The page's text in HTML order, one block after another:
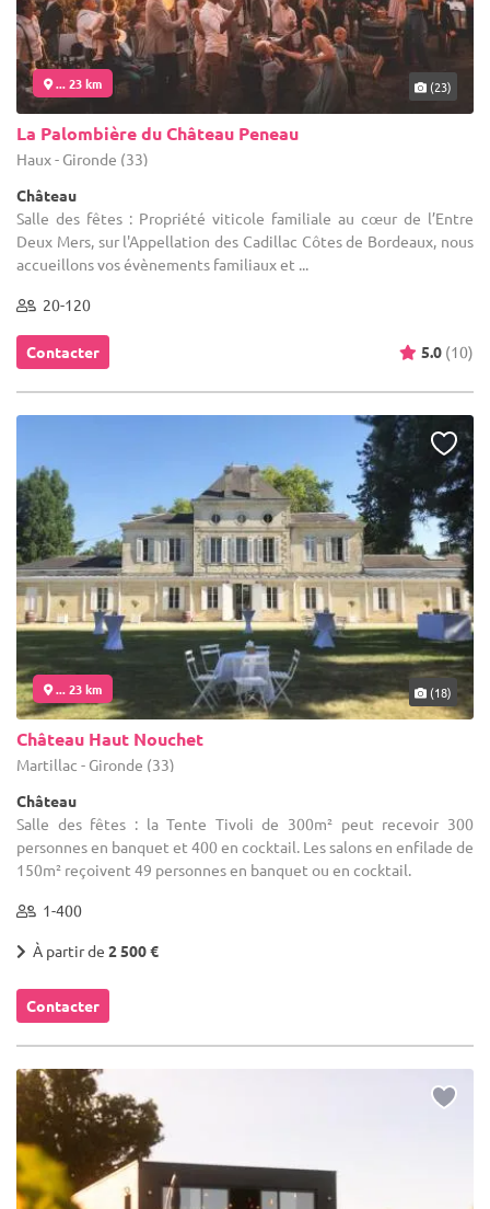
... 23 km (23)
La Palombière du Château Peneau
Haux - Gironde (33)
Château
Salle des fêtes : Propriété viticole familiale au cœur de l’Entre
Deux Mers, sur l'Appellation des Cadillac Côtes de Bordeaux, nous
accueillons vos évènements familiaux et ...
20-120
Contacter 5.0 (10)
... 23 km (18)
Château Haut Nouchet
Martillac - Gironde (33)
Château
Salle des fêtes : la Tente Tivoli de 300m² peut recevoir 300
personnes en banquet et 400 en cocktail. Les salons en enfilade de
150m² reçoivent 49 personnes en banquet ou en cocktail.
1-400
À partir de 2 500 €
Contacter